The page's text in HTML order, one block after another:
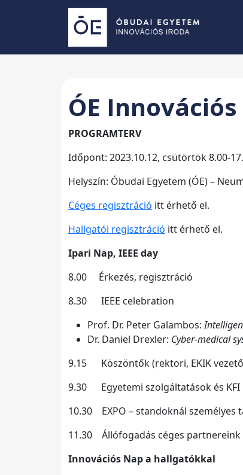
ÓE
PROGRAMTERV
Időpont: 2023.10.12, csütörtök 8.00-
Helyszín: Óbudai Egyetem (ÓE) –
Céges regisztráció itt érhető el.
Hallgatói regisztráció itt érhető el.
Ipari Nap, IEEE day
8.00 Érkezés, regisztráció
8.30 IEEE celebration
Prof. Dr. Peter Galambos:
Dr. Daniel Drexler: Cyber-medical
9.15 Köszöntők (rektori, EKIK
9.30 Egyetemi szolgáltatások és KFI
10.30 EXPO – standoknál személyes
11.30 Állófogadás céges partnereink
Innovációs Nap a hallgatókkal